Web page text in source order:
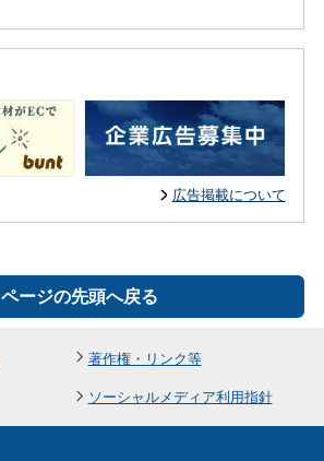
広告掲載について
ページの先頭へ戻る
著作権・リンク等
ソーシャルメディア利用指針